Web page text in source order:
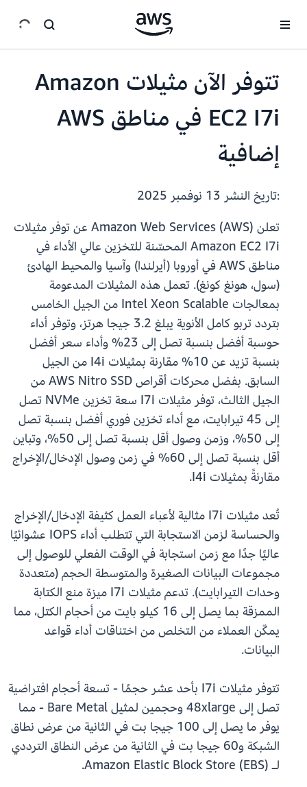
تتوفر الآن مثيلات Amazon
EC2 I7i في مناطق AWS
إضافية
:تاريخ النشر
تعلن Amazon Web Services (AWS) عن توفر مثيلات
Amazon EC2 I7i المحسّنة للتخزين عالي الأداء في
مناطق AWS في أوروبا (أيرلندا) وآسيا والمحيط الهادئ
(سول، هونغ كونغ). تعمل هذه المثيلات المدعومة
بمعالجات Intel Xeon Scalable من الجيل الخامس
بتردد تربو كامل الأنوية يبلغ 3.2 جيجا هرتز، وتوفر أداء
حوسبة أفضل بنسبة تصل إلى 23% وأداء سعر أفضل
بنسبة تزيد عن 10% مقارنة بمثيلات I4i من الجيل
السابق. بفضل محركات أقراص AWS Nitro SSD من
الجيل الثالث، توفر مثيلات I7i سعة تخزين NVMe تصل
إلى 45 تيرابايت، مع أداء تخزين فوري أفضل بنسبة تصل
إلى 50%، وزمن وصول أقل بنسبة تصل إلى 50%، وتباين
أقل بنسبة تصل إلى 60% في زمن وصول الإدخال/الإخراج
مقارنةً بمثيلات I4i.
تُعد مثيلات I7i مثالية لأعباء العمل كثيفة الإدخال/الإخراج
والحساسة لزمن الاستجابة التي تتطلب أداء IOPS عشوائيًا
عاليًا جدًا مع زمن استجابة في الوقت الفعلي للوصول إلى
مجموعات البيانات الصغيرة والمتوسطة الحجم (متعددة
وحدات التيرابايت). تدعم مثيلات I7i ميزة منع الكتابة
الممزقة بما يصل إلى 16 كيلو بايت من أحجام الكتل، مما
يمكّن العملاء من التخلص من اختناقات أداء قواعد
البيانات.
تتوفر مثيلات I7i بأحد عشر حجمًا - تسعة أحجام افتراضية
تصل إلى 48xlarge وحجمين لمثيل Bare Metal - مما
يوفر ما يصل إلى 100 جيجا بت في الثانية من عرض نطاق
الشبكة و60 جيجا بت في الثانية من عرض النطاق الترددي
لـ Amazon Elastic Block Store (EBS).